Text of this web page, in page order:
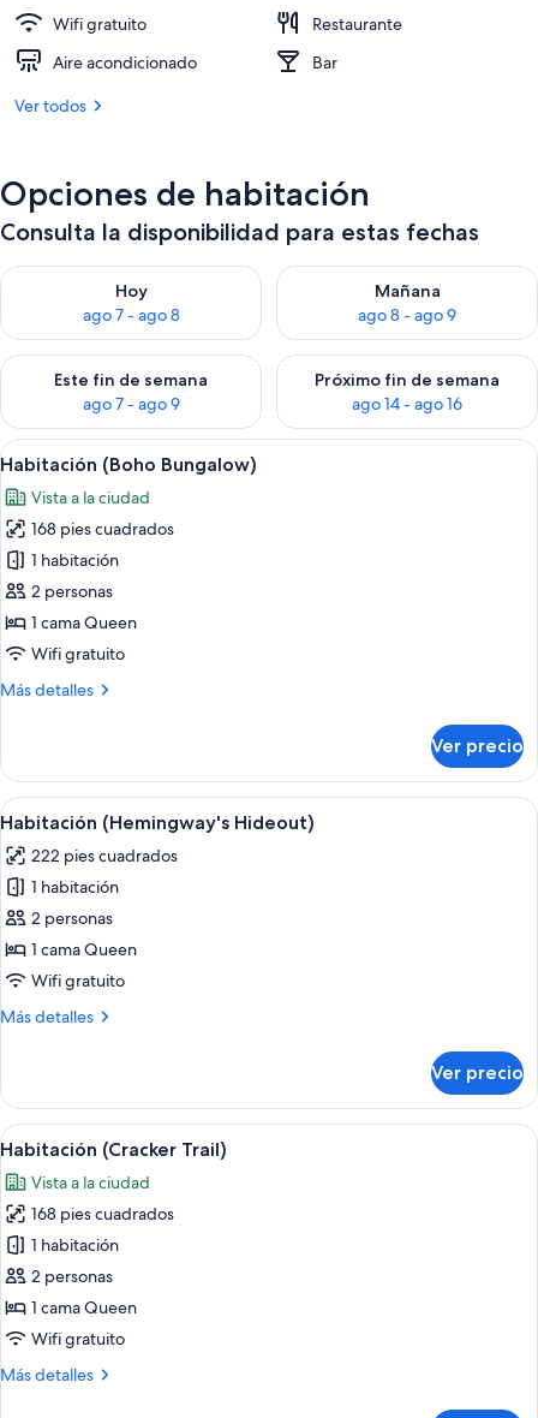
Wifi gratuito
Restaurante
Aire acondicionado
Bar
Ver todos
Opciones de habitación
Consulta la disponibilidad para estas fechas
Hoy
ago 7 - ago 8
Consulta la disponibilidad para hoy ago 7 - ago 8
Mañana
ago 8 - ago 9
Consulta la disponibilidad
Este fin de semana
ago 7 - ago 9
Consulta la disponibilidad para este fin de semana ago 7 -
Próximo fin de semana
ago 14 - ago 16
Consulta la disponibilidad
Abrir
todas
las
fotos
de
Habitación
(Boho
Bungalow)
Un dormitorio con cama, ventana,
7
Habitación (Boho Bungalow)
Vista a la ciudad
168 pies cuadrados
1 habitación
2 personas
1 cama Queen
Wifi gratuito
Más detalles
Más
(Boho
Bungalow)
Ver precio
Abrir
todas
las
fotos
de
Habitación
(Hemingway's
Un dormitorio con cama, puerta de
5
Habitación (Hemingway's Hideout)
222 pies cuadrados
1 habitación
2 personas
1 cama Queen
Wifi gratuito
Más detalles
Más
(Hemingway's
Hideout)
Ver precio
Abrir
todas
las
fotos
de
Habitación
(Cracker
Trail)
Un dormitorio con cama, un banco,
5
Habitación (Cracker Trail)
Vista a la ciudad
168 pies cuadrados
1 habitación
2 personas
1 cama Queen
Wifi gratuito
Más detalles
Más